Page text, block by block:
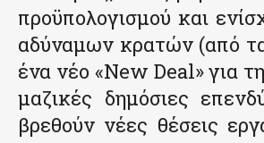
προϋπολογισμού και
αδύναμων κρατών (από
ένα νέο «New Deal» για
μαζικές δημόσιες
βρεθούν νέες θέσεις